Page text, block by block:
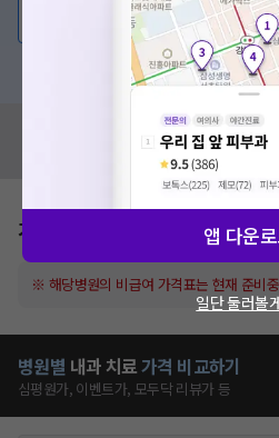
💬 무엇이든 물어보세요
혹은, 의료상담 서비스에 다
혹시 잘못된 병원정보가 있나요?
모두닥 팀에 알려주세요!
가격표
※ 해당병원의 비급여 가격표는 현재 준비
병원별 내과 치료가격 비교하기
심평원가, 이벤트가, 모두닥 리뷰가 등
앱 다운
일단 둘러볼